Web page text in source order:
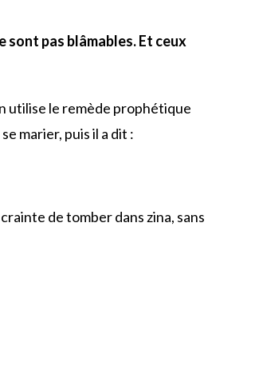
sont pas blâmables. Et ceux
utilise le remède prophétique
marier, puis il a dit :
de tomber dans zina, sans